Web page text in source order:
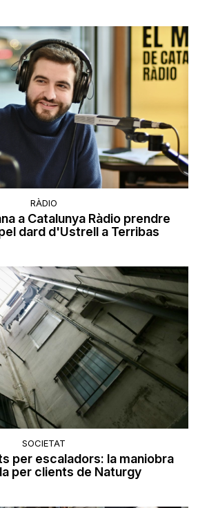
RÀDIO
a Catalunya Ràdio prendre
dard d'Ustrell a Terribas
SOCIETAT
per escaladors: la maniobra
per clients de Naturgy